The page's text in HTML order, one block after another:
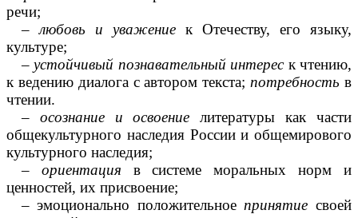
речи;
–любовь и уважениек Отечеству, его языку,
культуре;
–устойчивый познавательный интереск чтению,
к ведению диалога с автором текста; потребность в
чтении.
– осознание и освоение литературы как части
общекультурного наследия России и общемирового
культурного наследия;
– ориентация в системе моральных норм и
ценностей, их присвоение;
– эмоционально положительное принятие своей